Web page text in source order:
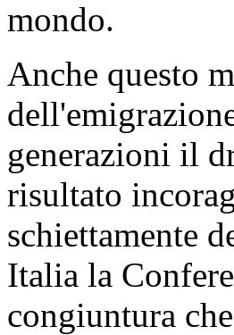
mondo.
Anche questo
generazioni il
risultato
schiettamente
Italia la
congiuntura